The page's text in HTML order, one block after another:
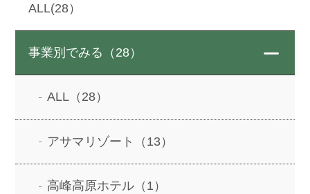
ALL(28）
事業別でみる（28）
ALL（28）
アサマリゾート（13）
高峰高原ホテル（1）